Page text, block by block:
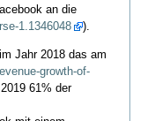
an die
1.1346048 ).
Jahr 2018 das am
growth-of-
61% der